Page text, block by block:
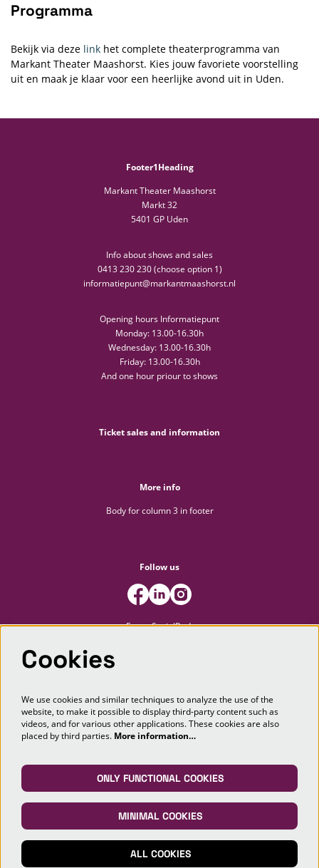
Programma
Bekijk via deze link het complete theaterprogramma van
Markant Theater Maashorst. Kies jouw favoriete voorstelling
uit en maak je klaar voor een heerlijke avond uit in Uden.
Footer1Heading
Markant Theater Maashorst
Markt 32
5401 GP Uden
Info about shows and sales
0413 230 230 (choose option 1)
informatiepunt@markantmaashorst.nl
Opening hours Informatiepunt
Monday: 13.00-16.30h
Wednesday: 13.00-16.30h
Friday: 13.00-16.30h
And one hour priour to shows
Ticket sales and information
More info
Body for column 3 in footer
Follow us
FooterSocialBody
SIGN UP
This site is protected by reCAPTCHA, data processing occurs in accordance with the of Google.
Powered byCultureSuite
Cookies
We use cookies and similar techniques to analyze the use of the
website, to make it possible to display third-party content such as
videos, and for various other applications. These cookies are also
placed by third parties. More information…
ONLY FUNCTIONAL COOKIES
MINIMAL COOKIES
ALL COOKIES